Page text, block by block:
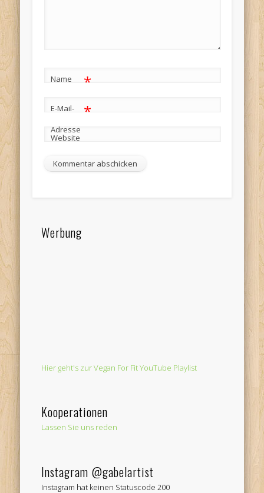
Name *
E-Mail-
Adresse
*
Website
Werbung
Hier geht's zur Vegan For Fit YouTube Playlist
Kooperationen
Lassen Sie uns reden
Instagram @gabelartist
Instagram hat keinen Statuscode 200